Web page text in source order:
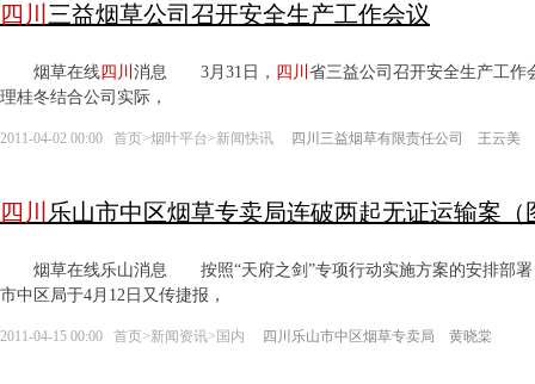
四川 三益烟草公司召开安全生产工作会议
烟草在线四川 消息 3月31日， 四川 省三益公司召开安全生产工作
理桂冬结合公司实际，
2011-04-02 00:00 首页>烟叶平台>新闻快讯 四川三益烟草有限责任公司 王云美
四川 乐山市中区烟草专卖局连破两起无证运输案（
烟草在线乐山消息 按照“天府之剑”专项行动实施方案的安排部署
市中区局于4月12日又传捷报，
2011-04-15 00:00 首页>新闻资讯> 国内 四川乐山市中区烟草专卖局 黄晓棠